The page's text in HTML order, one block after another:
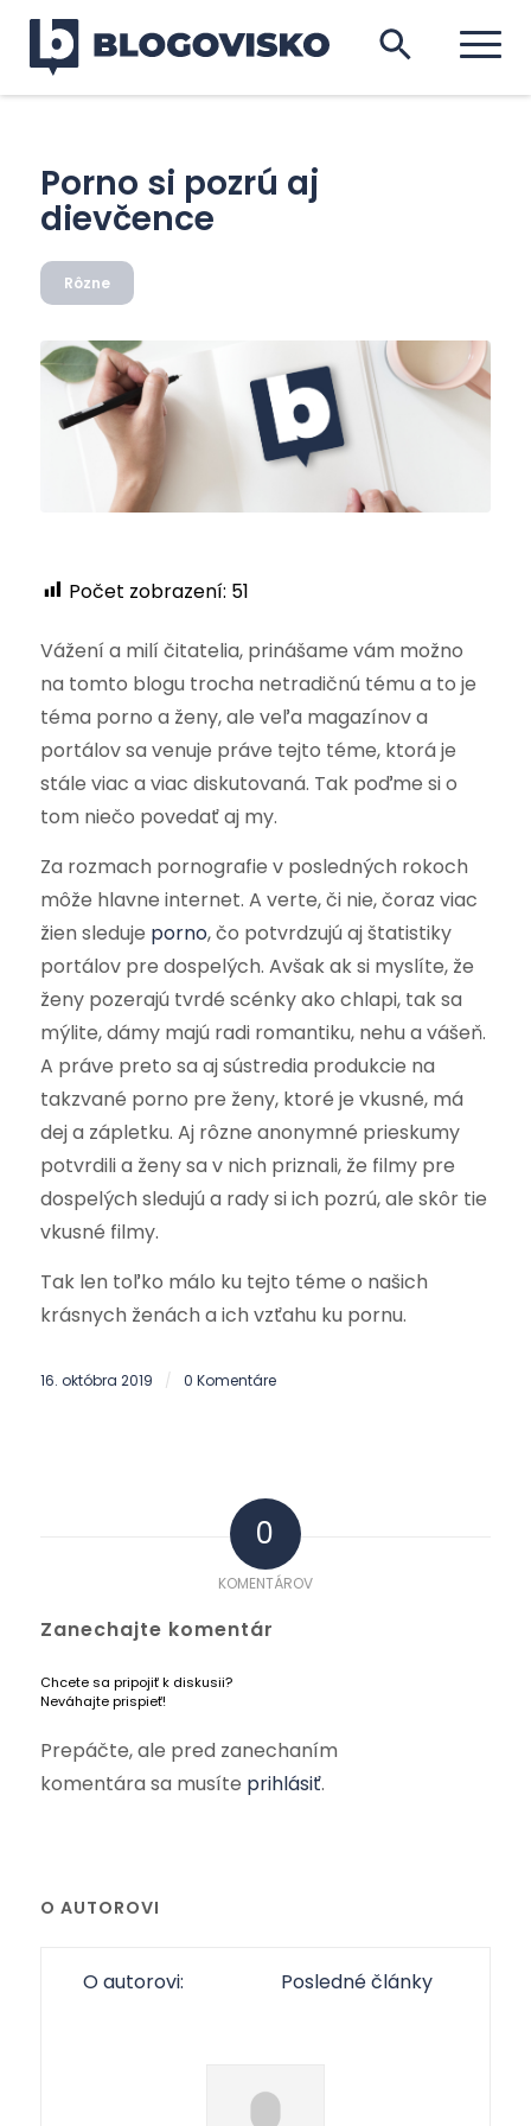
Porno si pozrú aj
dievčence
Rôzne
Počet zobrazení: 51
Vážení a milí čitatelia, prinášame vám možno
na tomto blogu trocha netradičnú tému a to je
téma porno a ženy, ale veľa magazínov a
portálov sa venuje práve tejto téme, ktorá je
stále viac a viac diskutovaná. Tak poďme si o
tom niečo povedať aj my.
Za rozmach pornografie v posledných rokoch
môže hlavne internet. A verte, či nie, čoraz viac
žien sleduje porno, čo potvrdzujú aj štatistiky
portálov pre dospelých. Avšak ak si myslíte, že
ženy pozerajú tvrdé scénky ako chlapi, tak sa
mýlite, dámy majú radi romantiku, nehu a vášeň.
A práve preto sa aj sústredia produkcie na
takzvané porno pre ženy, ktoré je vkusné, má
dej a zápletku. Aj rôzne anonymné prieskumy
potvrdili a ženy sa v nich priznali, že filmy pre
dospelých sledujú a rady si ich pozrú, ale skôr tie
vkusné filmy.
Tak len toľko málo ku tejto téme o našich
krásnych ženách a ich vzťahu ku pornu.
16. októbra 2019 / 0 Komentáre
0
KOMENTÁROV
Zanechajte komentár
Chcete sa pripojiť k diskusii?
Neváhajte prispieť!
Prepáčte, ale pred zanechaním
komentára sa musíte prihlásiť.
O AUTOROVI
O autorovi: Posledné články